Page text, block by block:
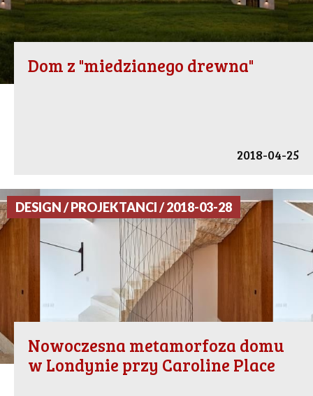
Dom z "miedzianego drewna"
2018-04-25
DESIGN / PROJEKTANCI / 2018-03-28
Nowoczesna metamorfoza domu
w Londynie przy Caroline Place